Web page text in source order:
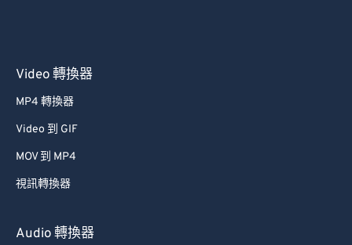
Video 轉換器
MP4 轉換器
Video 到 GIF
MOV 到 MP4
視訊轉換器
Audio 轉換器